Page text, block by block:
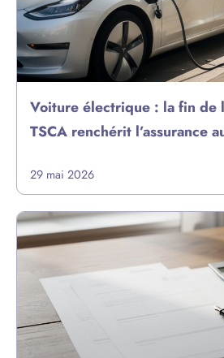
Voiture électrique : la fin de
TSCA renchérit l’assurance
29 mai 2026